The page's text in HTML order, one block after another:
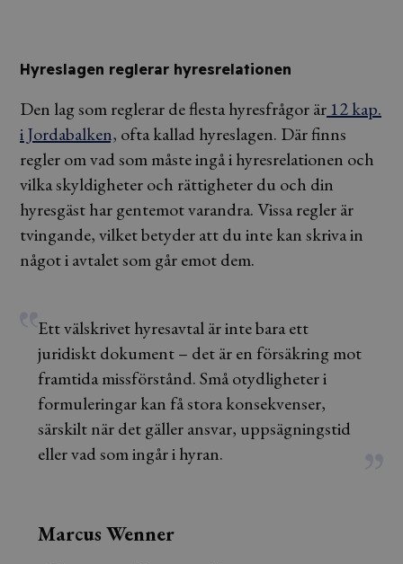
Hyreslagen reglerar hyresrelationen
Den lag som reglerar de flesta hyresfrågor är12 kap.
i Jordabalken, ofta kallad hyreslagen. Där finns
regler om vad som måste ingå i hyresrelationen och
vilka skyldigheter och rättigheter du och din
hyresgäst har gentemot varandra. Vissa regler är
tvingande, vilket betyder att du inte kan skriva in
något i avtalet som går emot dem.
Ett välskrivet hyresavtal är inte bara ett
juridiskt dokument – det är en försäkring mot
framtida missförstånd. Små otydligheter i
formuleringar kan få stora konsekvenser,
särskilt när det gäller ansvar, uppsägningstid
eller vad som ingår i hyran.
Marcus Wenner